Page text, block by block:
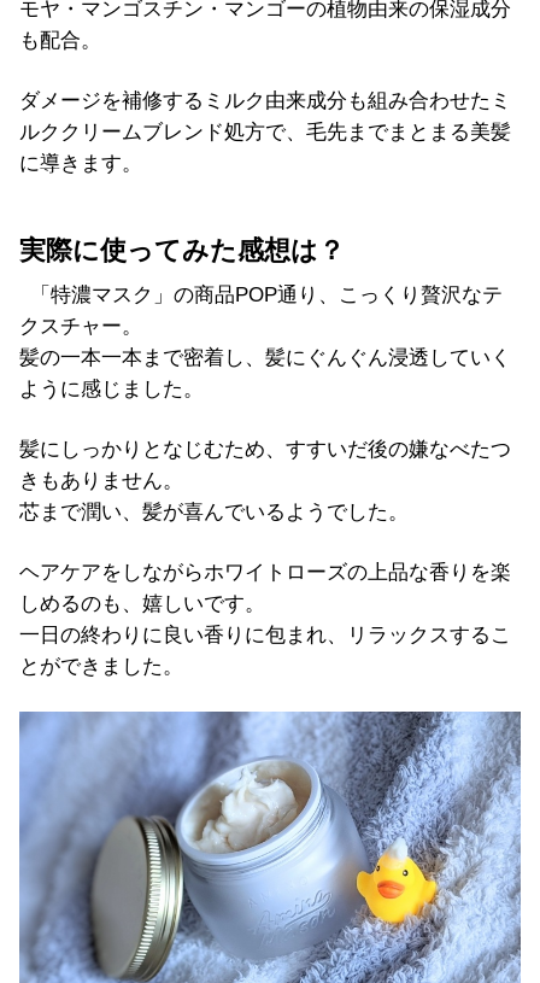
モヤ・マンゴスチン・マンゴーの植物由来の保湿成分
も配合。
ダメージを補修するミルク由来成分も組み合わせたミ
ルククリームブレンド処方で、毛先までまとまる美髪
に導きます。
実際に使ってみた感想は？
「特濃マスク」の商品POP通り、こっくり贅沢なテ
クスチャー。
髪の一本一本まで密着し、髪にぐんぐん浸透していく
ように感じました。
髪にしっかりとなじむため、すすいだ後の嫌なべたつ
きもありません。
芯まで潤い、髪が喜んでいるようでした。
ヘアケアをしながらホワイトローズの上品な香りを楽
しめるのも、嬉しいです。
一日の終わりに良い香りに包まれ、リラックスするこ
とができました。